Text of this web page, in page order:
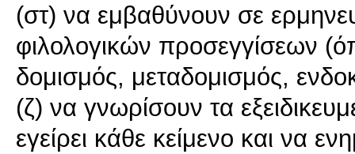
(στ) να εμβαθύνουν σε
φιλολογικών προσεγγίσεων
δομισμός, μεταδομισμός,
(ζ) να γνωρίσουν τα
εγείρει κάθε κείμενο και να